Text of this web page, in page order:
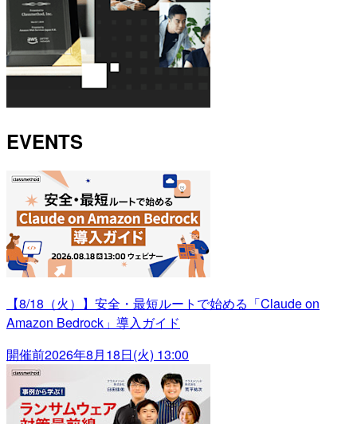
EVENTS
【8/18（火）】安全・最短ルートで始める「Claude on
Amazon Bedrock」導入ガイド
開催前2026年8月18日(火) 13:00